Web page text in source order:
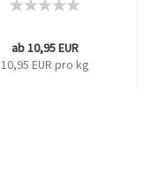
ab 10,95 EUR
10,95 EUR pro kg